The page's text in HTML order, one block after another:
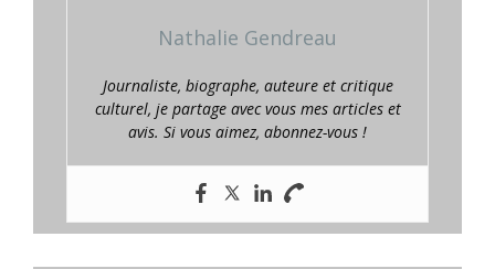
Nathalie Gendreau
Journaliste, biographe, auteure et critique
culturel, je partage avec vous mes articles et
avis. Si vous aimez, abonnez-vous !